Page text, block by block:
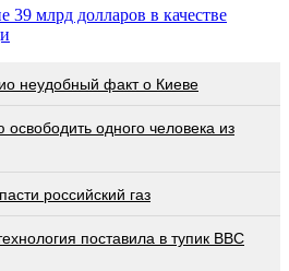
39 млрд долларов в качестве
неудобный факт о Киеве
одного человека из
российский газ
поставила в тупик ВВС